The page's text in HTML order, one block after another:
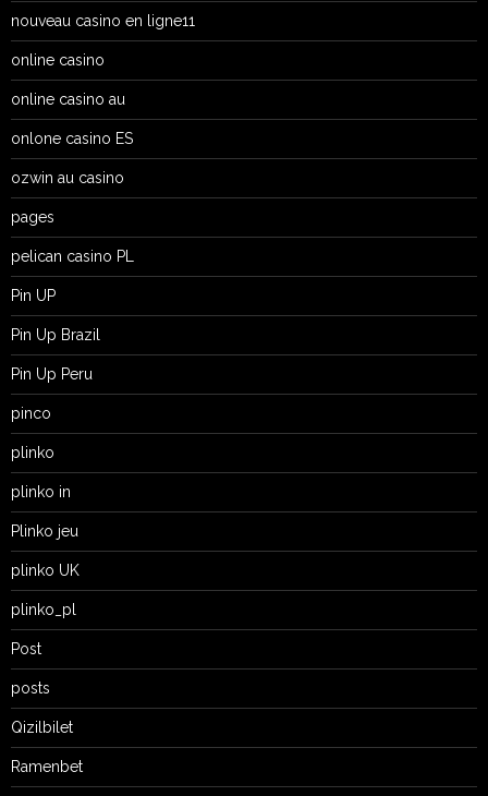
nouveau casino en ligne11
online casino
online casino au
onlone casino ES
ozwin au casino
pages
pelican casino PL
Pin UP
Pin Up Brazil
Pin Up Peru
pinco
plinko
plinko in
Plinko jeu
plinko UK
plinko_pl
Post
posts
Qizilbilet
Ramenbet